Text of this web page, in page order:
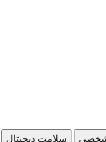
شخصی
سلامت دیجیتال